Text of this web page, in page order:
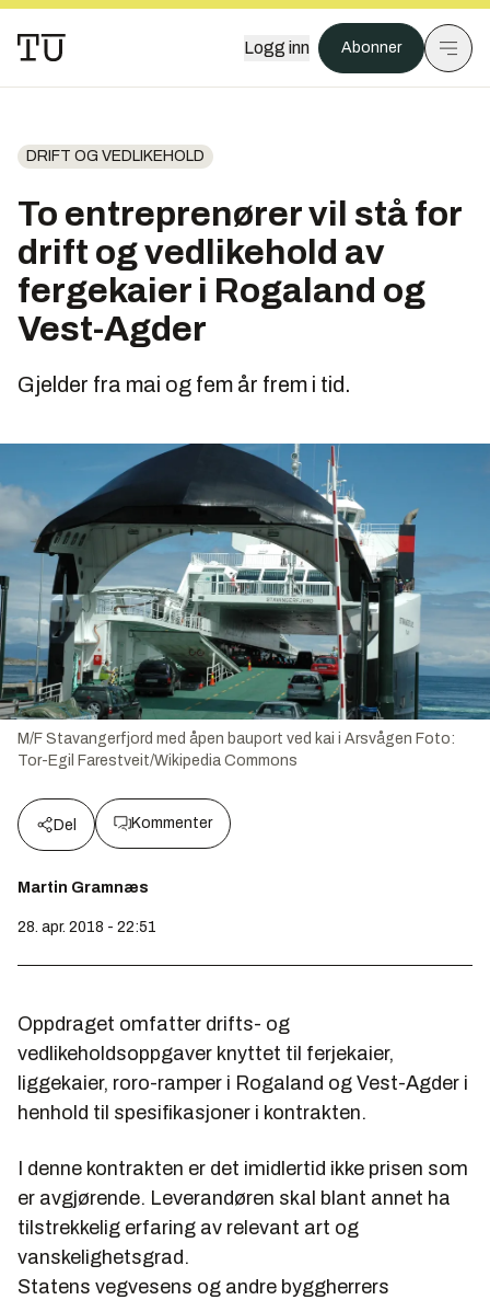
Logg inn Abonner
DRIFT OG VEDLIKEHOLD
To entreprenører vil stå for
drift og vedlikehold av
fergekaier i Rogaland og
Vest-Agder
Gjelder fra mai og fem år frem i tid.
M/F Stavangerfjord med åpen bauport ved kai i Arsvågen Foto:
Tor-Egil Farestveit/Wikipedia Commons
Del Kommenter
Martin Gramnæs
28. apr. 2018 - 22:51
Oppdraget omfatter drifts- og
vedlikeholdsoppgaver knyttet til ferjekaier,
liggekaier, roro-ramper i Rogaland og Vest-Agder i
henhold til spesifikasjoner i kontrakten.
I denne kontrakten er det imidlertid ikke prisen som
er avgjørende. Leverandøren skal blant annet ha
tilstrekkelig erfaring av relevant art og
vanskelighetsgrad.
Statens vegvesens og andre byggherrers